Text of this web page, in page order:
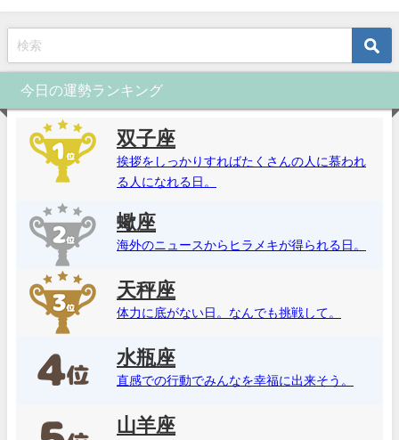
今日の運勢ランキング
双子座
挨拶をしっかりすればたくさんの人に慕われ
る人になれる日。
蠍座
海外のニュースからヒラメキが得られる日。
天秤座
体力に底がない日。なんでも挑戦して。
水瓶座
直感での行動でみんなを幸福に出来そう。
山羊座